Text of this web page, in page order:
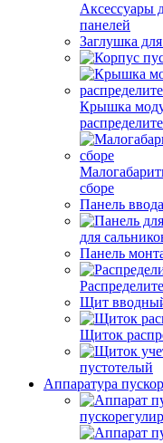
Аксессуары
панелей
Заглушка
Крышка
сборе
Панель
для
Панель
Щит
Щиток
пустотелый
Аппаратура